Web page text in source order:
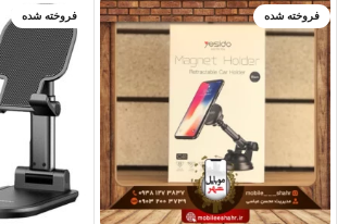
فروخته شده فروخته شده